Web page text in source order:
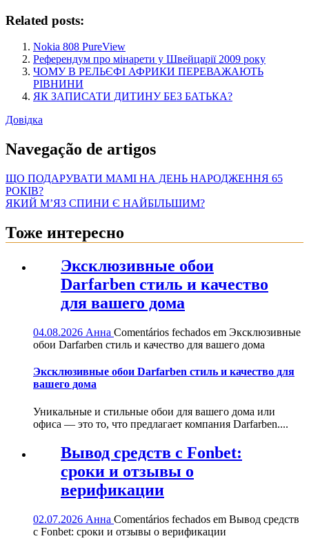
Related posts:
Nokia 808 PureView
Референдум про мінарети у Швейцарії 2009 року
ЧОМУ В РЕЛЬЄФІ АФРИКИ ПЕРЕВАЖАЮТЬ
РІВНИНИ
ЯК ЗАПИСАТИ ДИТИНУ БЕЗ БАТЬКА?
Довідка
Navegação de artigos
ЩО ПОДАРУВАТИ МАМІ НА ДЕНЬ НАРОДЖЕННЯ 65
РОКІВ?
ЯКИЙ М’ЯЗ СПИНИ Є НАЙБІЛЬШИМ?
Тоже интересно
Эксклюзивные обои
Darfarben стиль и качество
для вашего дома
04.08.2026 Анна Comentários fechados em Эксклюзивные
обои Darfarben стиль и качество для вашего дома
Эксклюзивные обои Darfarben стиль и качество для
вашего дома
Уникальные и стильные обои для вашего дома или
офиса — это то, что предлагает компания Darfarben....
Вывод средств с Fonbet:
сроки и отзывы о
верификации
02.07.2026 Анна Comentários fechados em Вывод средств
с Fonbet: сроки и отзывы о верификации